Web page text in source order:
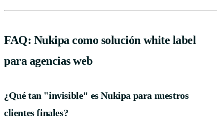
FAQ: Nukipa como solución white label
para agencias web
¿Qué tan "invisible" es Nukipa para nuestros
clientes finales?